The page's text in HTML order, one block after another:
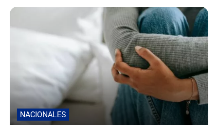
NACIONALES